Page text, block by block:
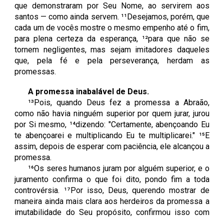
que demonstraram por Seu Nome, ao servirem aos
santos — como ainda servem. ¹¹Desejamos, porém, que
cada um de vocês mostre o mesmo empenho até o fim,
para plena certeza da esperança, ¹²para que não se
tornem negligentes, mas sejam imitadores daqueles
que, pela fé e pela perseverança, herdam as
promessas.
A promessa inabalável de Deus.
¹³Pois, quando Deus fez a promessa a Abraão,
como não havia ninguém superior por quem jurar, jurou
por Si mesmo, ¹⁴dizendo: "Certamente, abençoando Eu
te abençoarei e multiplicando Eu te multiplicarei." ¹⁵E
assim, depois de esperar com paciência, ele alcançou a
promessa.
¹⁶Os seres humanos juram por alguém superior, e o
juramento confirma o que foi dito, pondo fim a toda
controvérsia. ¹⁷Por isso, Deus, querendo mostrar de
maneira ainda mais clara aos herdeiros da promessa a
imutabilidade do Seu propósito, confirmou isso com